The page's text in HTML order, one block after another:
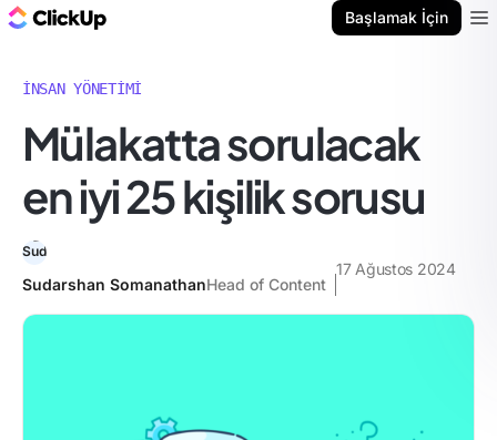
Başlamak İçin
İNSAN YÖNETIMI
Mülakatta sorulacak
en iyi 25 kişilik sorusu
Sudarshan SomanathanHead of Content
17 Ağustos 2024